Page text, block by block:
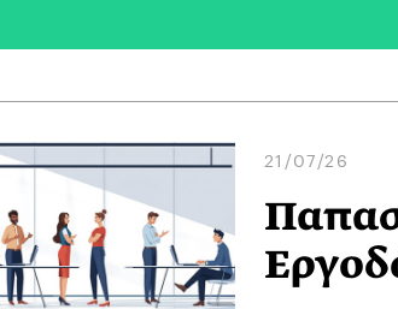
21/07/26